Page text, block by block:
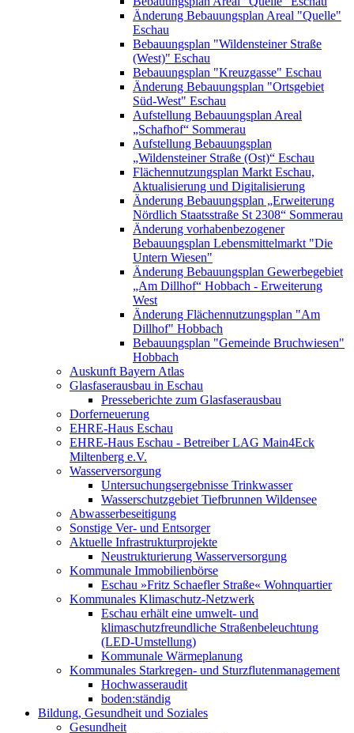
Änderung Bebauungsplan Areal "Quelle"
Eschau
Bebauungsplan "Wildensteiner Straße
(West)" Eschau
Bebauungsplan "Kreuzgasse" Eschau
Änderung Bebauungsplan "Ortsgebiet
Süd-West" Eschau
Aufstellung Bebauungsplan Areal
„Schafhof“ Sommerau
Aufstellung Bebauungsplan
„Wildensteiner Straße (Ost)“ Eschau
Flächennutzungsplan Markt Eschau,
Aktualisierung und Digitalisierung
Änderung Bebauungsplan „Erweiterung
Nördlich Staatsstraße St 2308“ Sommerau
Änderung vorhabenbezogener
Bebauungsplan Lebensmittelmarkt "Die
Untern Wiesen"
Änderung Bebauungsplan Gewerbegebiet
„Am Dillhof“ Hobbach - Erweiterung
West
Änderung Flächennutzungsplan "Am
Dillhof" Hobbach
Bebauungsplan "Gemeinde Bruchwiesen"
Hobbach
Auskunft Bayern Atlas
Glasfaserausbau in Eschau
Presseberichte zum Glasfaserausbau
Dorferneuerung
EHRE-Haus Eschau
EHRE-Haus Eschau - Betreiber LAG Main4Eck
Miltenberg e.V.
Wasserversorgung
Untersuchungsergebnisse Trinkwasser
Wasserschutzgebiet Tiefbrunnen Wildensee
Abwasserbeseitigung
Sonstige Ver- und Entsorger
Aktuelle Infrastrukturprojekte
Neustrukturierung Wasserversorgung
Kommunale Immobilienbörse
Eschau »Fritz Schaefler Straße« Wohnquartier
Kommunales Klimaschutz-Netzwerk
Eschau erhält eine umwelt- und
klimaschutzfreundliche Straßenbeleuchtung
(LED-Umstellung)
Kommunale Wärmeplanung
Kommunales Starkregen- und Sturzflutenmanagement
Hochwasseraudit
boden:ständig
Bildung, Gesundheit und Soziales
Gesundheit